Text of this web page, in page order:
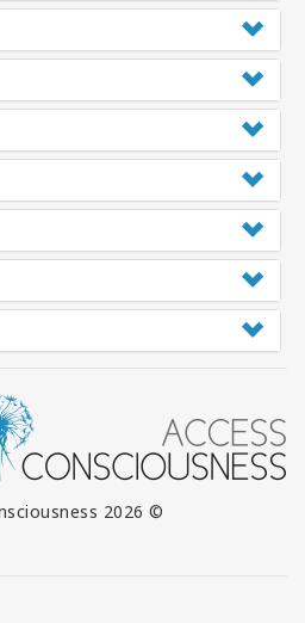
© 2026 Access Consciousness